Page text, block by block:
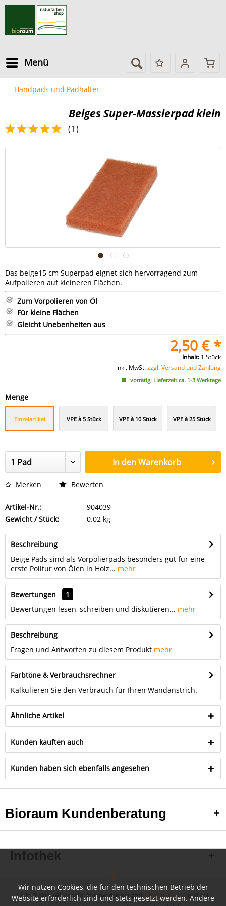
Menü
Handpads und Padhalter
Beiges Super-Massierpad klein
(1)
Das beige15 cm Superpad eignet sich hervorragend zum
Aufpolieren auf kleineren Flächen.
Zum Vorpolieren von Öl
Für kleine Flächen
Gleicht Unebenheiten aus
2,50 € *
Inhalt: 1 Stück
inkl. MwSt.zzgl. Versand und Zahlung
vorrätig, Lieferzeit ca. 1-3 Werktage
Menge
Einzelartikel VPE à 5 Stück VPE à 10 Stück VPE à 25 Stück
In denWarenkorb
Merken Bewerten
Artikel-Nr.:
904039
Gewicht / Stück:
0.02 kg
Beschreibung
Beige Pads sind als Vorpolierpads besonders gut für eine
erste Politur von Ölen in Holz... mehr
Bewertungen
1
Bewertungen lesen, schreiben und diskutieren... mehr
Beschreibung
Fragen und Antworten zu diesem Produkt mehr
Farbtöne & Verbrauchsrechner
Kalkulieren Sie den Verbrauch für Ihren Wandanstrich.
Ähnliche Artikel
Kunden kauften auch
Kunden haben sich ebenfalls angesehen
Bioraum Kundenberatung
Infothek
* Alle Preise inkl. gesetzl. Mehrwertsteuer zzgl.Versandkosten
und ggf.
Wir nutzen Cookies, die für den technischen Betrieb der
Website erforderlich sind und stets gesetzt werden. Andere